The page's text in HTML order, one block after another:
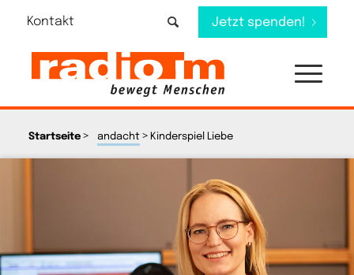
Kontakt Jetzt spenden!
Startseite> andacht> Kinderspiel Liebe